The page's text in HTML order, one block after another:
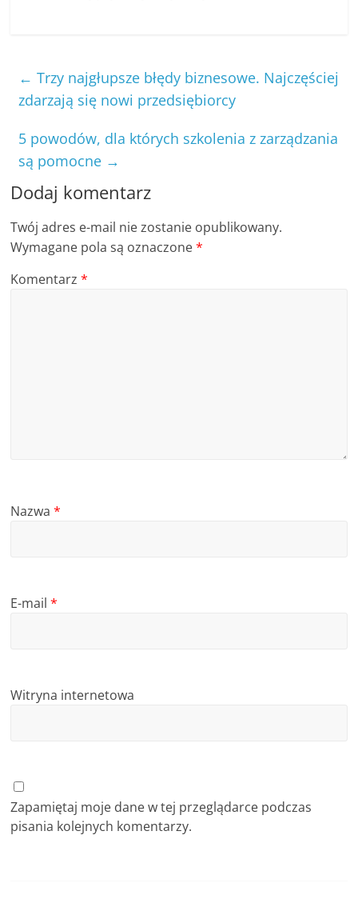
← Trzy najgłupsze błędy biznesowe. Najczęściej
zdarzają się nowi przedsiębiorcy
5 powodów, dla których szkolenia z zarządzania
są pomocne →
Dodaj komentarz
Twój adres e-mail nie zostanie opublikowany.
Wymagane pola są oznaczone*
Komentarz*
Nazwa*
E-mail*
Witryna internetowa
Zapamiętaj moje dane w tej przeglądarce podczas
pisania kolejnych komentarzy.